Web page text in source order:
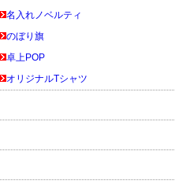
名入れノベルティ
のぼり旗
卓上POP
オリジナルTシャツ